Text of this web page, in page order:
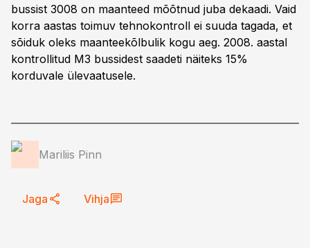
bussist 3008 on maanteed mõõtnud juba dekaadi. Vaid
korra aastas toimuv tehnokontroll ei suuda tagada, et
sõiduk oleks maanteekõlbulik kogu aeg. 2008. aastal
kontrollitud M3 bussidest saadeti näiteks 15%
korduvale ülevaatusele.
Mariliis Pinn
Jaga Vihja